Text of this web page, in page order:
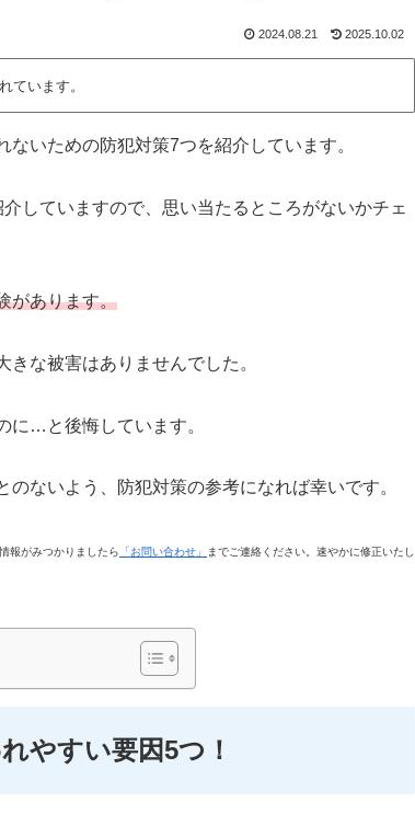
2024.08.21 2025.10.02
ています。
いための防犯対策7つを紹介しています。
していますので、思い当たるところがないかチェ
があります。
な被害はありませんでした。
に…と後悔しています。
ないよう、防犯対策の参考になれば幸いです。
報がみつかりましたら 「お問い合わせ」 までご連絡ください。速やかに修正いたし
やすい要因5つ！